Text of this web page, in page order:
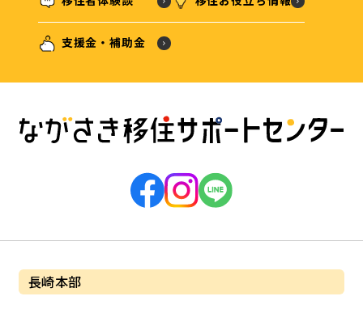
支援金・補助金
長崎本部